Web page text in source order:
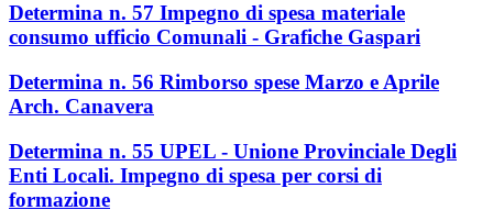
Determina n. 57 Impegno di spesa materiale
consumo ufficio Comunali - Grafiche Gaspari
Determina n. 56 Rimborso spese Marzo e Aprile
Arch. Canavera
Determina n. 55 UPEL - Unione Provinciale Degli
Enti Locali. Impegno di spesa per corsi di
formazione